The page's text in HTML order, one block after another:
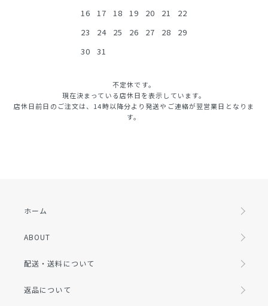
16
17 18 19 20 21
22
23
24 25 26 27 28
29
30
31
不定休です。
現在決まっている店休日を表示しています。
店休日前日のご注文は、14時以降分より発送やご連絡が翌営業日となりま
す。
ホーム
ABOUT
配送・送料について
返品について